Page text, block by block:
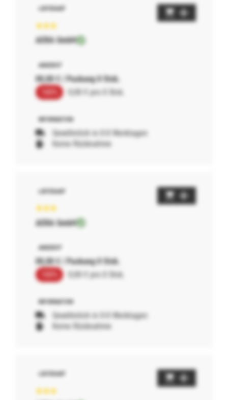
AERA GmbH
00,00 € / Packung 0 Stck.
0,00 € pro 0 Stck.
Gewöhnlich in 0-0 Werktagen
Keine Rücknahme
AERA GmbH
00,00 € / Packung 0 Stck.
0,00 € pro 0 Stck.
Gewöhnlich in 0-0 Werktagen
Keine Rücknahme